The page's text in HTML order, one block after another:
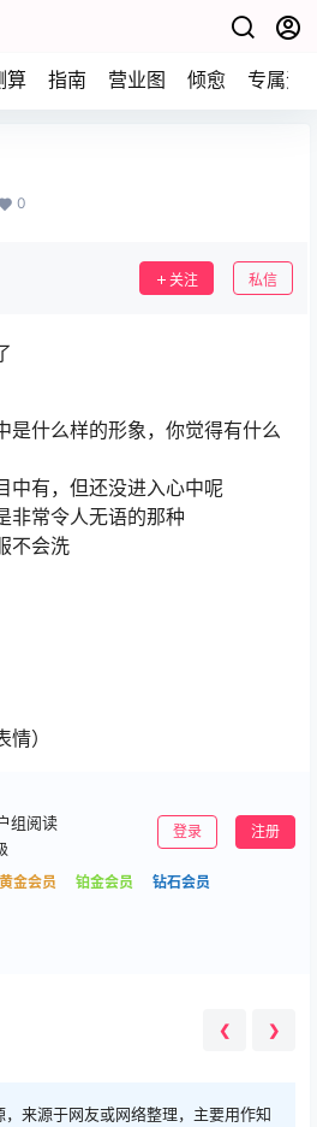
算 指南 营业图 倾愈 专属资
0
关注 私信
是什么样的形象，你觉得有什么
中有，但还没进入心中呢
非常令人无语的那种
不会洗
）
组阅读
黄金会员 铂金会员 钻石会员
登录 注册
❮ ❯
来源于网友或网络整理，主要用作知